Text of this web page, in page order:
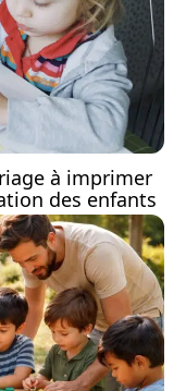
à imprimer
des enfants